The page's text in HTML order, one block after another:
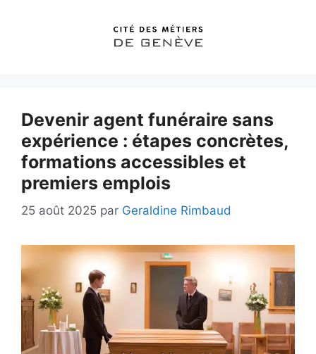
Devenir agent funéraire sans
expérience : étapes concrètes,
formations accessibles et
premiers emplois
25 août 2025 par Geraldine Rimbaud